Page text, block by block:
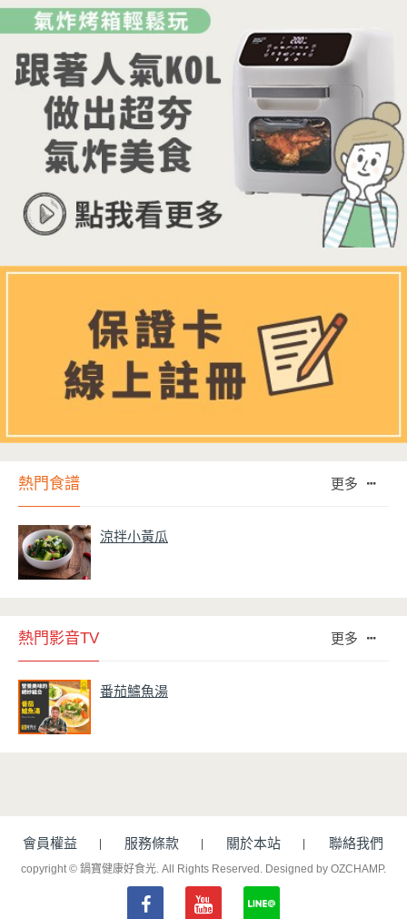
熱門食譜 更多
涼拌小黃瓜
熱門影音TV 更多
番茄鱸魚湯
會員權益 服務條款 關於本站 聯絡我們
copyright © 鍋寶健康好食光. All Rights Reserved. Designed by OZCHAMP.